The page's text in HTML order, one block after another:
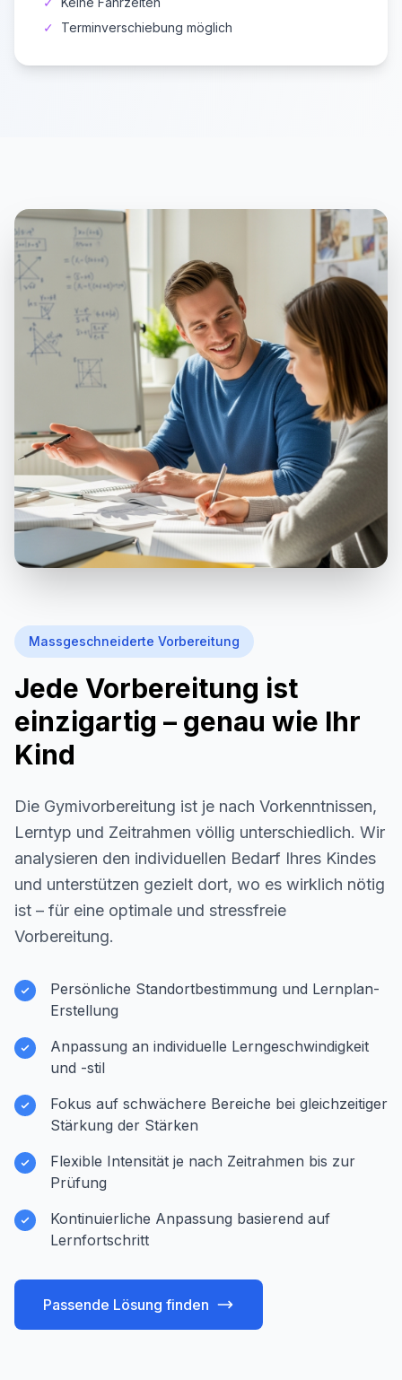
✓
Terminverschiebung möglich
Massgeschneiderte Vorbereitung
Jede Vorbereitung ist
einzigartig – genau wie Ihr
Kind
Die Gymivorbereitung ist je nach Vorkenntnissen,
Lerntyp und Zeitrahmen völlig unterschiedlich. Wir
analysieren den individuellen Bedarf Ihres Kindes
und unterstützen gezielt dort, wo es wirklich nötig
ist – für eine optimale und stressfreie
Vorbereitung.
Persönliche Standortbestimmung und Lernplan-
Erstellung
Anpassung an individuelle Lerngeschwindigkeit
und -stil
Fokus auf schwächere Bereiche bei gleichzeitiger
Stärkung der Stärken
Flexible Intensität je nach Zeitrahmen bis zur
Prüfung
Kontinuierliche Anpassung basierend auf
Lernfortschritt
Passende Lösung finden